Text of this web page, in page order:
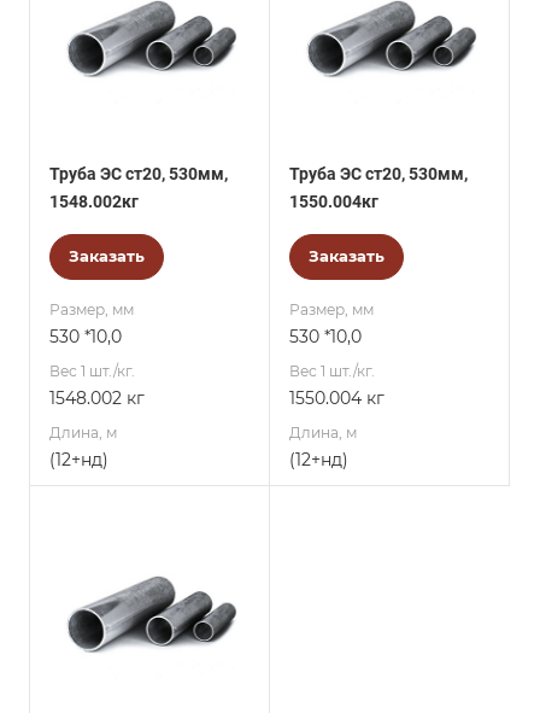
Труба ЭС ст20, 530мм,
1548.002кг
Заказать
Размер, мм
530 *10,0
Вес 1 шт./кг.
1548.002 кг
Длина, м
(12+нд)
Труба ЭС ст20, 530мм,
1550.004кг
Заказать
Размер, мм
530 *10,0
Вес 1 шт./кг.
1550.004 кг
Длина, м
(12+нд)